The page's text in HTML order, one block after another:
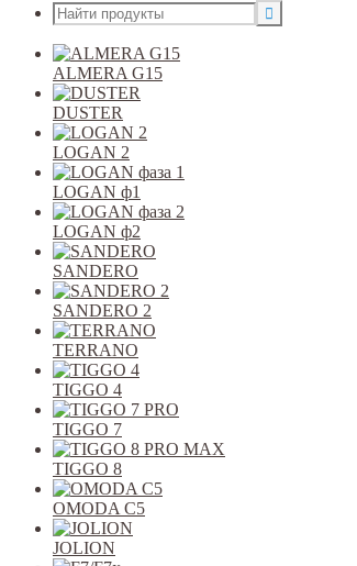
ALMERA G15
DUSTER
LOGAN 2
LOGAN ф1
LOGAN ф2
SANDERO
SANDERO 2
TERRANO
TIGGO 4
TIGGO 7
TIGGO 8
OMODA C5
JOLION